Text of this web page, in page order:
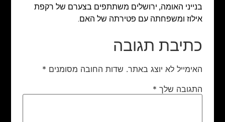
בנייני האומה, ירושלים משתתפים בצערם של רקפת
אילוז ומשפחתה עם פטירתה של האם.
כתיבת תגובה
האימייל לא יוצג באתר. שדות החובה מסומנים *
התגובה שלך *